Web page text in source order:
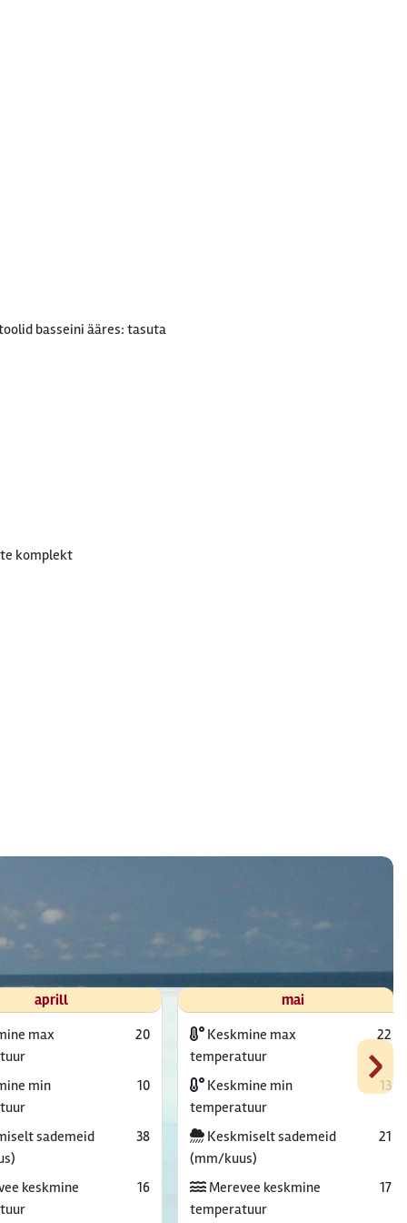
basseini ääres: tasuta
komplekt
›
aprill
max
20
min
10
sademeid
38
keskmine
16
mai
Keskmine max
temperatuur
22
Keskmine min
temperatuur
13
Keskmiselt sademeid
(mm/kuus)
21
Merevee keskmine
temperatuur
17